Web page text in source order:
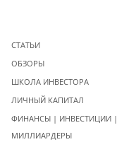
СТАТЬИ
ОБЗОРЫ
ШКОЛА ИНВЕСТОРА
ЛИЧНЫЙ КАПИТАЛ
ФИНАНСЫ | ИНВЕСТИЦИИ |
МИЛЛИАРДЕРЫ